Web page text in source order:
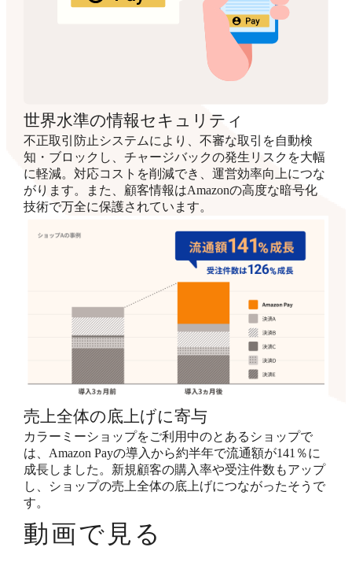
世界水準の情報セキュリティ
不正取引防止システムにより、不審な取引を自動検
知・ブロックし、チャージバックの発生リスクを大幅
に軽減。対応コストを削減でき、運営効率向上につな
がります。また、顧客情報はAmazonの高度な暗号化
技術で万全に保護されています。
売上全体の底上げに寄与
カラーミーショップをご利用中のとあるショップで
は、Amazon Payの導入から約半年で流通額が141％に
成長しました。新規顧客の購入率や受注件数もアップ
し、ショップの売上全体の底上げにつながったそうで
す。
動画で見る